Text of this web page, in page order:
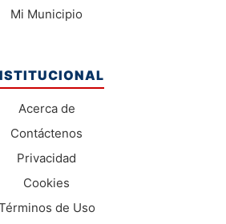
Mi Municipio
Acerca de
Contáctenos
Privacidad
Cookies
de Uso